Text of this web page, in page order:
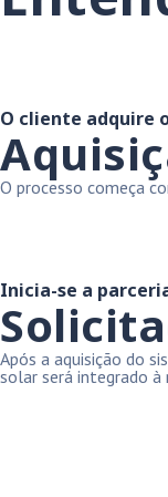
O cliente adquire
O processo começa
Inicia-se a
Após a aquisição do
solar será integrado